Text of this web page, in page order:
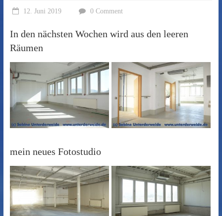
12. Juni 2019 0 Comment
In den nächsten Wochen wird aus den leeren
Räumen
mein neues Fotostudio